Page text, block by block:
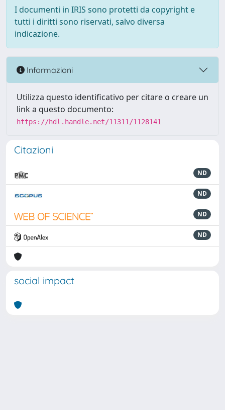
I documenti in IRIS sono protetti da copyright e
tutti i diritti sono riservati, salvo diversa
indicazione.
Informazioni
Utilizza questo identificativo per citare o creare un
link a questo documento:
https://hdl.handle.net/11311/1128141
Citazioni
ND
ND
ND
ND
social impact